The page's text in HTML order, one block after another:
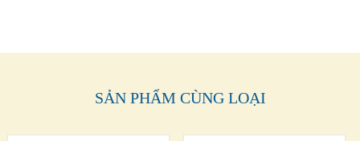
SẢN PHẨM CÙNG LOẠI